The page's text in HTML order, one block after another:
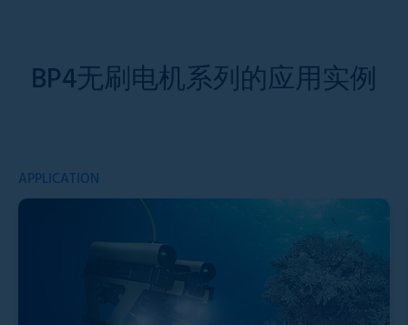
BP4无刷电机系列的应用实例
APPLICATION